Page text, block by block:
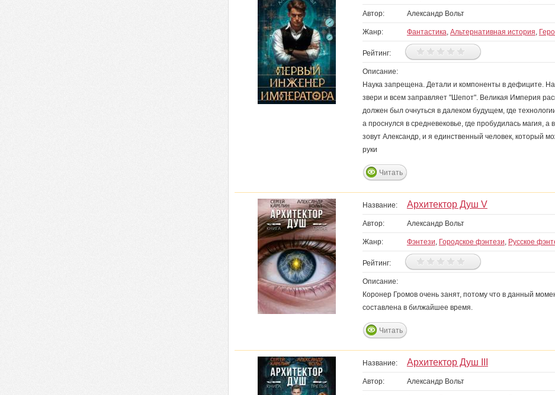
Автор: Александр Вольт
Жанр: Фантастика, Альтернативная история,
Рейтинг:
Описание:
Наука запрещена. Детали и компоненты в дефиците.
звери и всем заправляет "Шепот". Великая Империя
должен был очнуться в далеком будущем, где
а проснулся в средневековье, где пробудилась магия,
зовут Александр, и я единственный человек, который
руки
Читать
Название: Архитектор Душ V
Автор: Александр Вольт
Жанр: Фэнтези, Городское фэнтези, Русское
Рейтинг:
Описание:
Коронер Громов очень занят, потому что в данный
составлена в билжайшее время.
Читать
Название: Архитектор Душ III
Автор: Александр Вольт